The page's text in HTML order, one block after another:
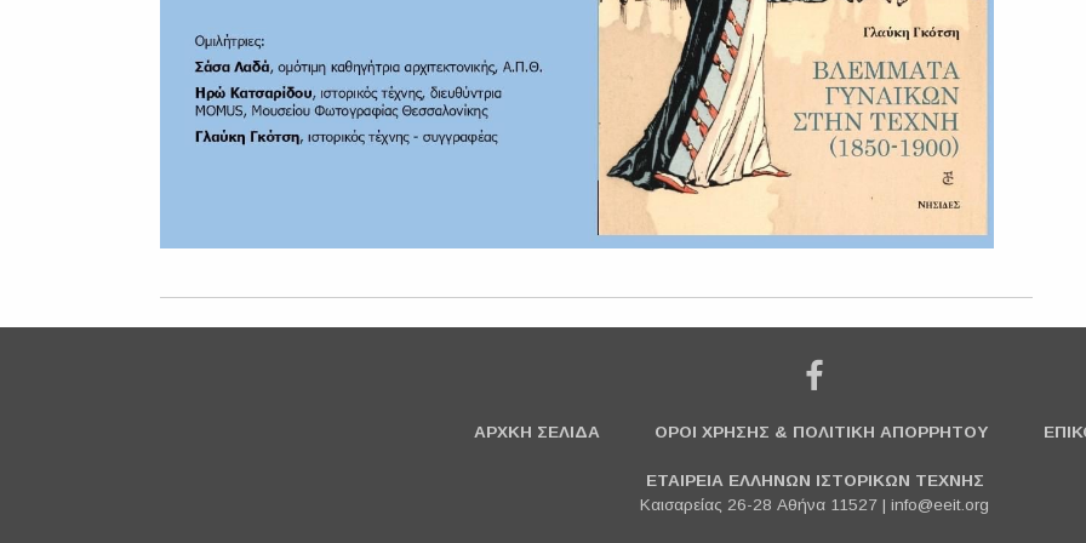
ΑΡΧΚΗ ΣΕΛΙΔΑ ΟΡΟΙ ΧΡΗΣΗΣ & ΠΟΛΙΤΙΚΗ ΑΠΟΡΡΗΤΟΥ
ΕΤΑΙΡΕΙΑ ΕΛΛΗΝΩΝ ΙΣΤΟΡΙΚΩΝ ΤΕΧΝΗΣ
Καισαρείας 26-28 Αθήνα 11527 | info@eeit.org